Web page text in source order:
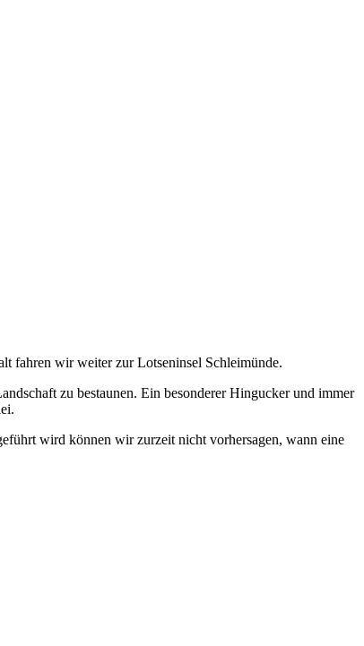
fahren wir weiter zur Lotseninsel Schleimünde.
zu bestaunen. Ein besonderer Hingucker und immer
wird können wir zurzeit nicht vorhersagen, wann eine